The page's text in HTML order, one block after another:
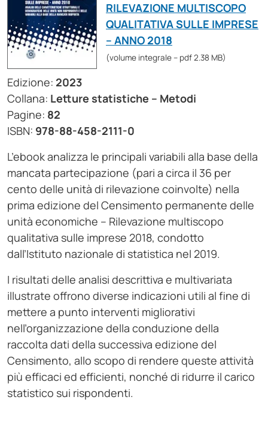
RILEVAZIONE MULTISCOPO
QUALITATIVA SULLE IMPRESE
– ANNO 2018
(volume integrale – pdf 2.38 MB)
Edizione: 2023
Collana: Letture statistiche – Metodi
Pagine: 82
ISBN: 978-88-458-2111-0
L’ebook analizza le principali variabili alla base della
mancata partecipazione (pari a circa il 36 per
cento delle unità di rilevazione coinvolte) nella
prima edizione del Censimento permanente delle
unità economiche – Rilevazione multiscopo
qualitativa sulle imprese 2018, condotto
dall’Istituto nazionale di statistica nel 2019.
I risultati delle analisi descrittiva e multivariata
illustrate offrono diverse indicazioni utili al fine di
mettere a punto interventi migliorativi
nell’organizzazione della conduzione della
raccolta dati della successiva edizione del
Censimento, allo scopo di rendere queste attività
più efficaci ed efficienti, nonché di ridurre il carico
statistico sui rispondenti.